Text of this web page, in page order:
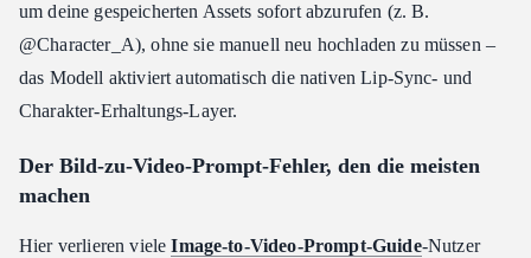
um deine gespeicherten Assets sofort abzurufen (z. B.
@Character_A), ohne sie manuell neu hochladen zu müssen –
das Modell aktiviert automatisch die nativen Lip-Sync- und
Charakter-Erhaltungs-Layer.
Der Bild-zu-Video-Prompt-Fehler, den die meisten
machen
Hier verlieren vieleImage-to-Video-Prompt-Guide-Nutzer